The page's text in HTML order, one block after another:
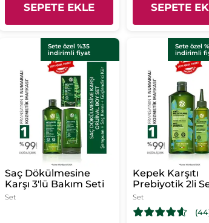
SEPETE EKLE SEPETE
Sete özel %35
indirimli fiyat
Saç Dökülmesine
Karşı 3'lü Bakım Seti
Set
Sete özel
indirimli
Kepek Karşıtı
Prebiyotik 2li
Set